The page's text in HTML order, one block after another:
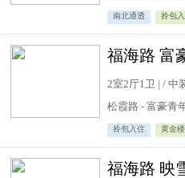
南北通透 拎包
2室2厅1卫 | / 中
松霞路 - 富豪青
拎包入住 黄金
福海路 映